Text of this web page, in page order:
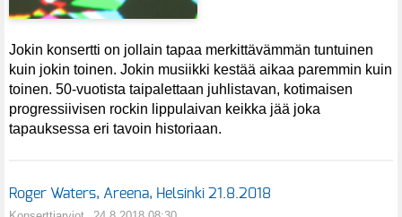
Jokin konsertti on jollain tapaa merkittävämmän tuntuinen
kuin jokin toinen. Jokin musiikki kestää aikaa paremmin kuin
toinen. 50-vuotista taipalettaan juhlistavan, kotimaisen
progressiivisen rockin lippulaivan keikka jää joka
tapauksessa eri tavoin historiaan.
Roger Waters, Areena, Helsinki 21.8.2018